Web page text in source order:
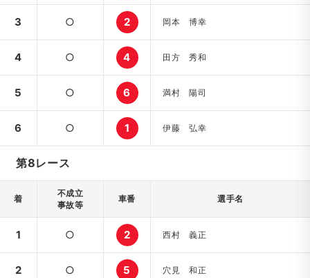
3 ○ 2 岡本 博幸
4 ○ 4 田方 秀和
5 ○ 6 満村 陽司
6 ○ 1 伊藤 弘幸
第8レース
着
不成立
事故等
車番 選手名
1 ○ 2 西村 義正
2 ○ 5 穴見 和正